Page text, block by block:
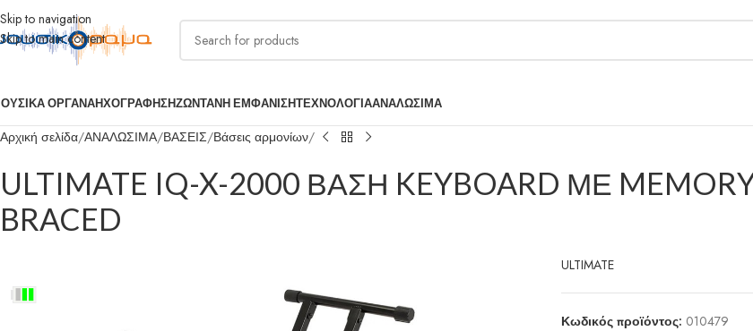
Skip to navigation
Skip to main content
ΟΡΓΑΝΑΗΧΟΓΡΑΦΗΣΗΖΩΝΤΑΝΗ ΕΜΦΑΝΙΣΗΤΕΧΝΟΛΟΓΙΑΑΝΑΛΩΣΙΜΑ
Αρχική σελίδα ΑΝΑΛΩΣΙΜΑ ΒΑΣΕΙΣ Βάσεις αρμονίων
ULTIMATE IQ-X-2000 ΒΑΣΗ KEYBOARD ΜΕ
BRACED
ULTIMATE
Κωδικός προϊόντος: 010479